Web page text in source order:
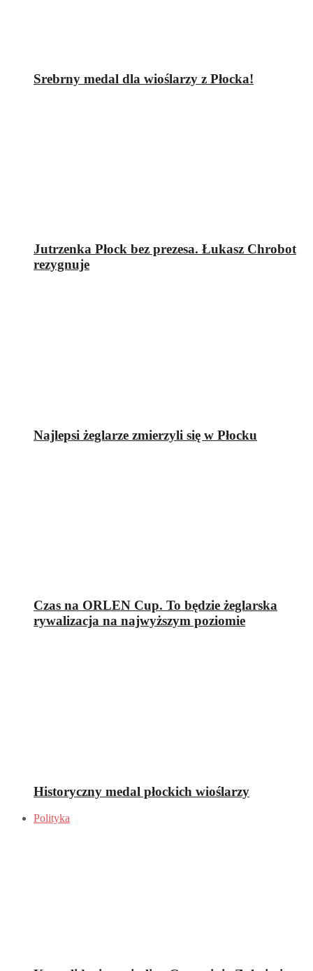
Srebrny medal dla wioślarzy z Płocka!
Jutrzenka Płock bez prezesa. Łukasz Chrobot
rezygnuje
Najlepsi żeglarze zmierzyli się w Płocku
Czas na ORLEN Cup. To będzie żeglarska
rywalizacja na najwyższym poziomie
Historyczny medal płockich wioślarzy
Polityka